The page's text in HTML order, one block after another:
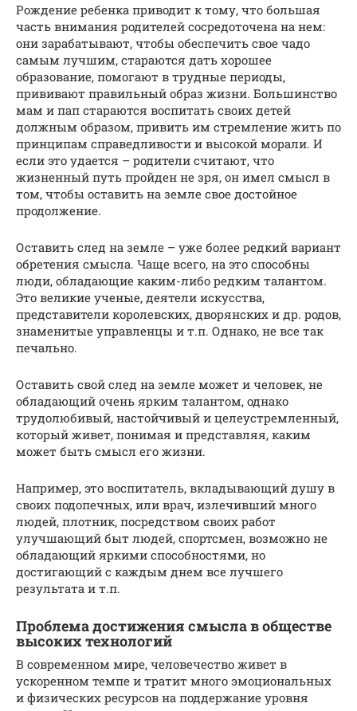
Рождение ребенка приводит к тому, что большая
часть внимания родителей сосредоточена на нем:
они зарабатывают, чтобы обеспечить свое чадо
самым лучшим, стараются дать хорошее
образование, помогают в трудные периоды,
прививают правильный образ жизни. Большинство
мам и пап стараются воспитать своих детей
должным образом, привить им стремление жить по
принципам справедливости и высокой морали. И
если это удается – родители считают, что
жизненный путь пройден не зря, он имел смысл в
том, чтобы оставить на земле свое достойное
продолжение.
Оставить след на земле – уже более редкий вариант
обретения смысла. Чаще всего, на это способны
люди, обладающие каким-либо редким талантом.
Это великие ученые, деятели искусства,
представители королевских, дворянских и др. родов,
знаменитые управленцы и т.п. Однако, не все так
печально.
Оставить свой след на земле может и человек, не
обладающий очень ярким талантом, однако
трудолюбивый, настойчивый и целеустремленный,
который живет, понимая и представляя, каким
может быть смысл его жизни.
Например, это воспитатель, вкладывающий душу в
своих подопечных, или врач, излечивший много
людей, плотник, посредством своих работ
улучшающий быт людей, спортсмен, возможно не
обладающий яркими способностями, но
достигающий с каждым днем все лучшего
результата и т.п.
Проблема достижения смысла в обществе
высоких технологий
В современном мире, человечество живет в
ускоренном темпе и тратит много эмоциональных
и физических ресурсов на поддержание уровня